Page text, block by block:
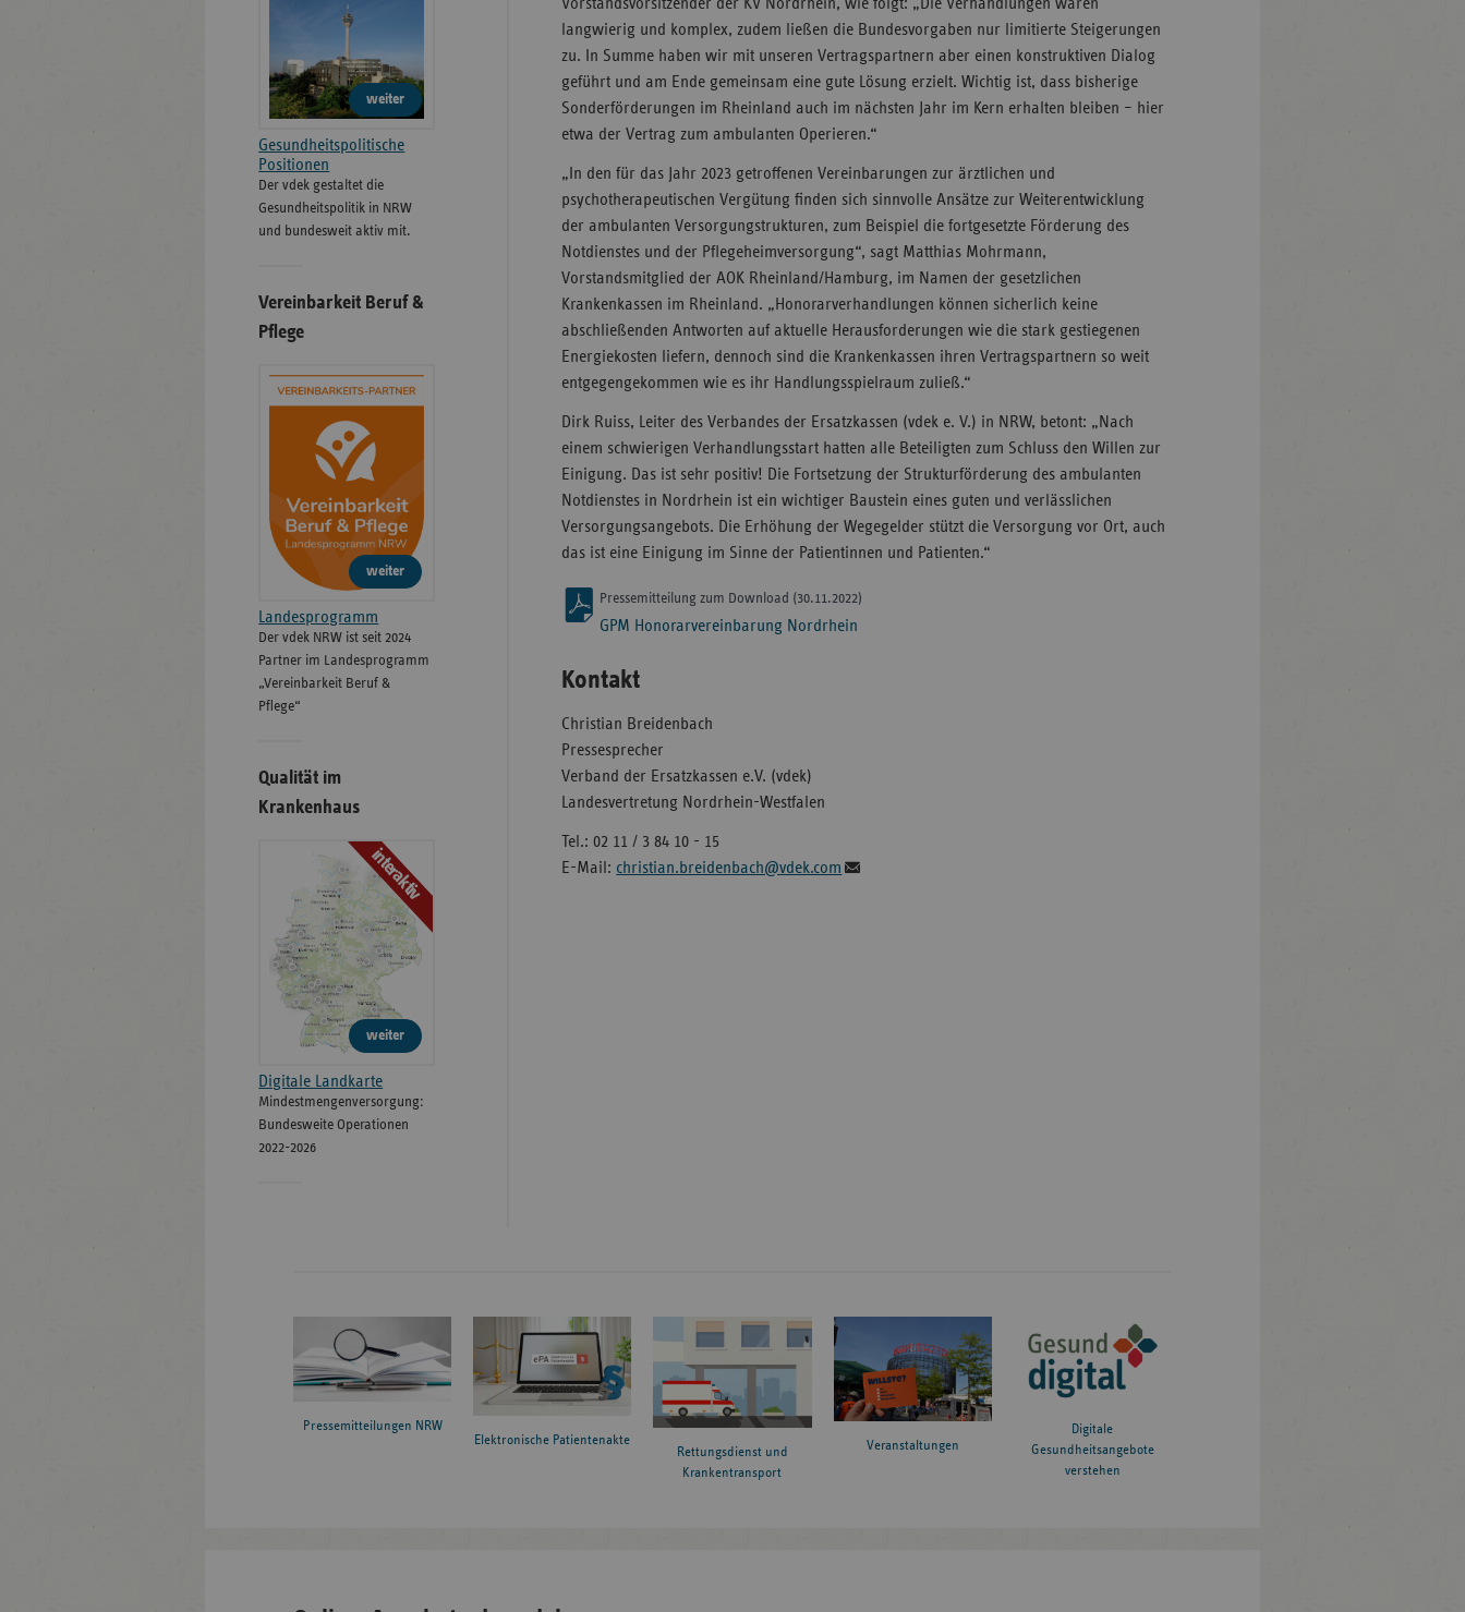
langwierig und komplex, zudem ließen die Bundesvorgaben nur limitierte Steigerungen
zu. In Summe haben wir mit unseren Vertragspartnern aber einen konstruktiven Dialog
geführt und am Ende gemeinsam eine gute Lösung erzielt. Wichtig ist, dass bisherige
Sonderförderungen im Rheinland auch im nächsten Jahr im Kern erhalten bleiben – hier
etwa der Vertrag zum ambulanten Operieren.“
„In den für das Jahr 2023 getroffenen Vereinbarungen zur ärztlichen und
psychotherapeutischen Vergütung finden sich sinnvolle Ansätze zur Weiterentwicklung
der ambulanten Versorgungstrukturen, zum Beispiel die fortgesetzte Förderung des
Notdienstes und der Pflegeheimversorgung“, sagt Matthias Mohrmann,
Vorstandsmitglied der AOK Rheinland/Hamburg, im Namen der gesetzlichen
Krankenkassen im Rheinland. „Honorarverhandlungen können sicherlich keine
abschließenden Antworten auf aktuelle Herausforderungen wie die stark gestiegenen
Energiekosten liefern, dennoch sind die Krankenkassen ihren Vertragspartnern so weit
entgegengekommen wie es ihr Handlungsspielraum zuließ.“
Dirk Ruiss, Leiter des Verbandes der Ersatzkassen (vdek e. V.) in NRW, betont: „Nach
einem schwierigen Verhandlungsstart hatten alle Beteiligten zum Schluss den Willen zur
Einigung. Das ist sehr positiv! Die Fortsetzung der Strukturförderung des ambulanten
Notdienstes in Nordrhein ist ein wichtiger Baustein eines guten und verlässlichen
Versorgungsangebots. Die Erhöhung der Wegegelder stützt die Versorgung vor Ort, auch
das ist eine Einigung im Sinne der Patientinnen und Patienten.“
Pressemitteilung zum Download (30.11.2022)
GPM Honorarvereinbarung Nordrhein
Kontakt
Christian Breidenbach
Pressesprecher
Verband der Ersatzkassen e.V. (vdek)
Landesvertretung Nordrhein-Westfalen
Tel.: 02 11 / 3 84 10 - 15
E-Mail: christian.breidenbach@vdek.com
weiter
Gesundheitspolitische
Positionen
Der vdek gestaltet die
Gesundheitspolitik in NRW
und bundesweit aktiv mit.
Vereinbarkeit Beruf &
Pflege
weiter
Landesprogramm
Der vdek NRW ist seit 2024
Partner im Landesprogramm
„Vereinbarkeit Beruf &
Pflege“
Qualität im
Krankenhaus
interaktiv
weiter
Digitale Landkarte
Mindestmengenversorgung:
Bundesweite Operationen
2022-2026
Pressemitteilungen NRW
Elektronische Patientenakte
Rettungsdienst und
Krankentransport
Veranstaltungen
Digitale
Gesundheitsangebote
verstehen